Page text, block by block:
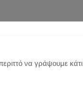
να γράψουμε κάτι